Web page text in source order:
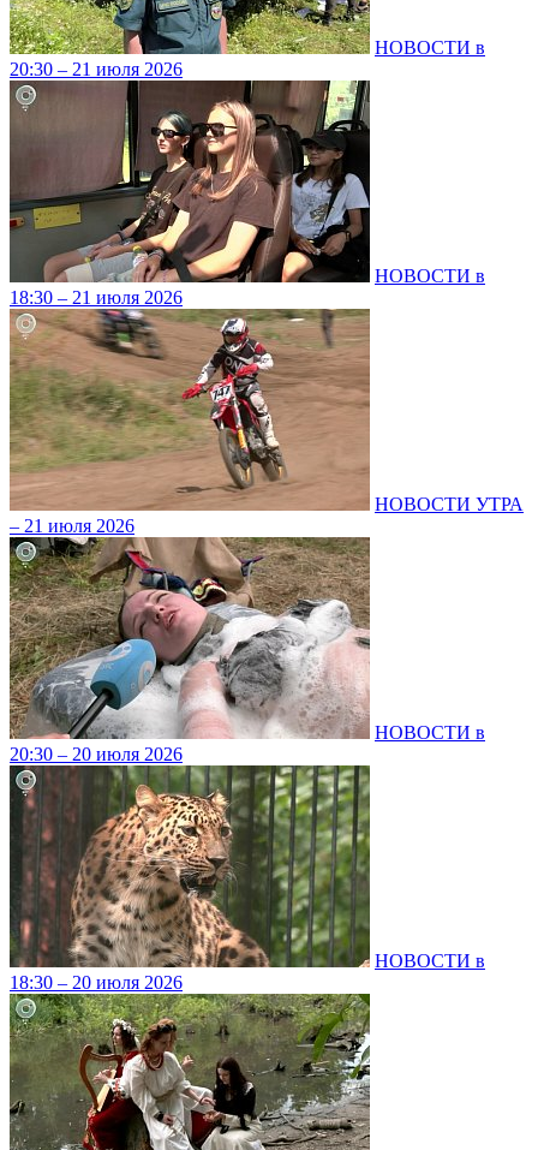
НОВОСТИ в
20:30 – 21 июля 2026
НОВОСТИ в
18:30 – 21 июля 2026
НОВОСТИ УТРА
– 21 июля 2026
НОВОСТИ в
20:30 – 20 июля 2026
НОВОСТИ в
18:30 – 20 июля 2026